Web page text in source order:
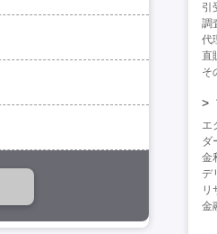
引
調
代
直
そ
エ
ダ
金
デ
リ
金